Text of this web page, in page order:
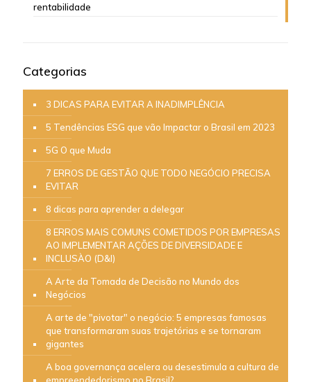
rentabilidade
Categorias
3 DICAS PARA EVITAR A INADIMPLÊNCIA
5 Tendências ESG que vão Impactar o Brasil em 2023
5G O que Muda
7 ERROS DE GESTÃO QUE TODO NEGÓCIO PRECISA
EVITAR
8 dicas para aprender a delegar
8 ERROS MAIS COMUNS COMETIDOS POR EMPRESAS
AO IMPLEMENTAR AÇÕES DE DIVERSIDADE E
INCLUSÀO (D&I)
A Arte da Tomada de Decisão no Mundo dos
Negócios
A arte de "pivotar" o negócio: 5 empresas famosas
que transformaram suas trajetórias e se tornaram
gigantes
A boa governança acelera ou desestimula a cultura de
empreendedorismo no Brasil?